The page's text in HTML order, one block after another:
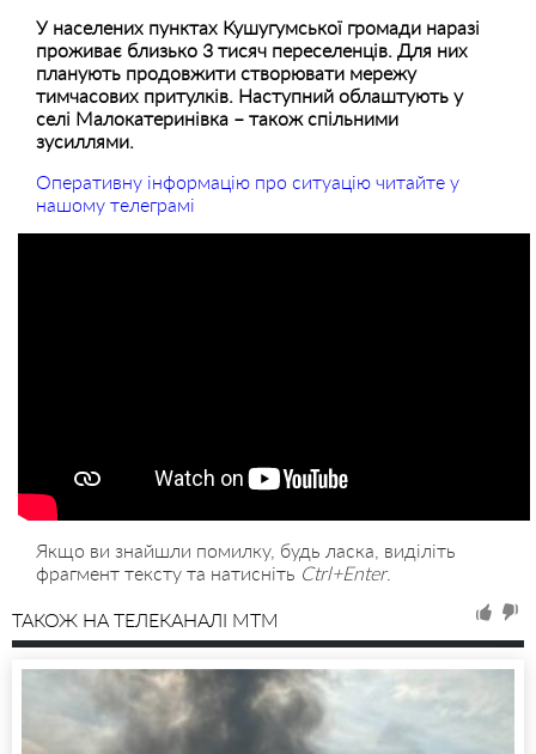
У населених пунктах Кушугумської громади наразі
проживає близько 3 тисяч переселенців. Для них
планують продовжити створювати мережу
тимчасових притулків. Наступний облаштують у
селі Малокатеринівка – також спільними
зусиллями.
Оперативну інформацію про ситуацію читайте у
нашому телеграмі
Якщо ви знайшли помилку, будь ласка, виділіть
фрагмент тексту та натисніть Ctrl+Enter.
ТАКОЖ НА ТЕЛЕКАНАЛІ MTM